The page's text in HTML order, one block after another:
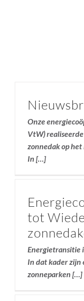
Onze
VtW)
zonnedak op
In […]
tot
Energietransitie
In dat kader zijn
zonneparken […]